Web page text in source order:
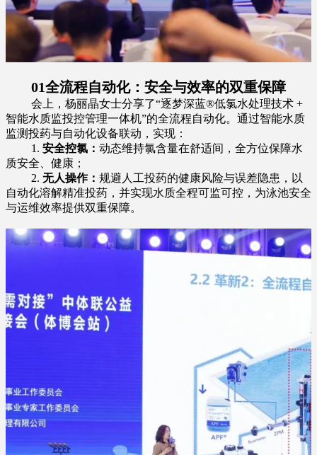
01全流程自动化：安全与效率的双重保障
会上，杨丽晶女士分享了“逐梦深蓝®低氯水处理技术 +
智能水质监投控管理一体机”的全流程自动化。通过智能水质
监测投药与自动化设备联动，实现：
1. 安全控氯： 动态维持氯含量在舒适间，全方位保障水
质安全、健康；
2. 无人操作： 规避人工投药的健康风险与误差隐患，以
自动化溶解精准投药，并实现水质全程可监可控，为泳池安全
与运维效率提供双重保障。